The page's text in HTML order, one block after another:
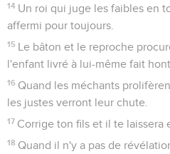
14 Un roi qui juge les faibles en
affermi pour toujours.
15 Le bâton et le reproche
l'enfant livré à lui-même fait
16 Quand les méchants
les justes verront leur chute.
17 Corrige ton fils et il te laissera
18 Quand il n'y a pas de